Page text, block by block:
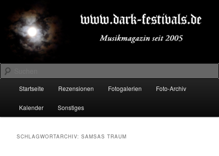
primären
Inhalt
springen
sekundären
Inhalt
springenDARK-FESTIVALS.DE
Suchen
Startseite Rezensionen Fotogalerien Foto-Archiv
Kalender Sonstiges
SCHLAGWORTARCHIV:SAMSAS TRAUM